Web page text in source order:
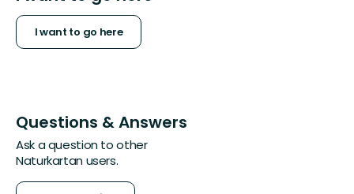
I want to go here
Questions & Answers
Ask a question to other
Naturkartan users.